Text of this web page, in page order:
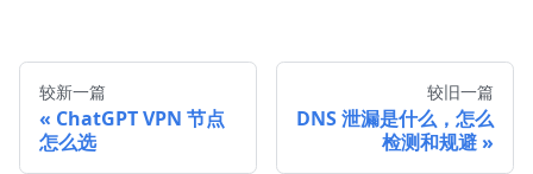
较新一篇
ChatGPT VPN 节点
怎么选
较旧一篇
DNS 泄漏是什么，怎么
检测和规避